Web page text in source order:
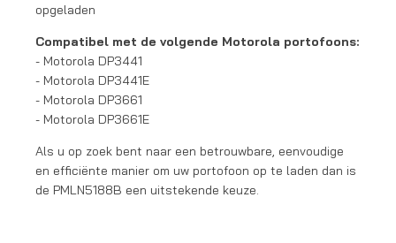
opgeladen
Compatibel met de volgende Motorola portofoons:
- Motorola DP3441
- Motorola DP3441E
- Motorola DP3661
- Motorola DP3661E
Als u op zoek bent naar een betrouwbare, eenvoudige
en efficiënte manier om uw portofoon op te laden dan is
de PMLN5188B een uitstekende keuze.